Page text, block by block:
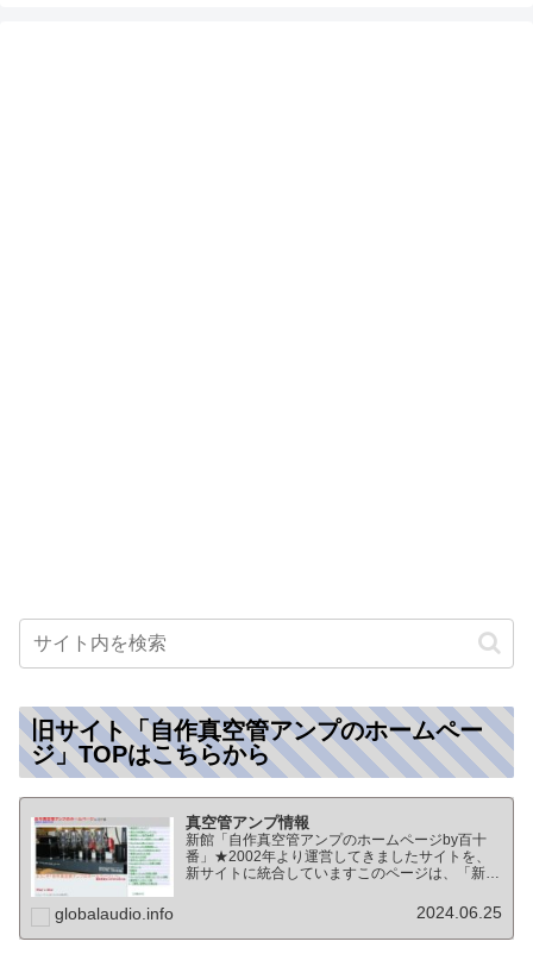
旧サイト「自作真空管アンプのホームペー
ジ」TOPはこちらから
真空管アンプ情報
新館「自作真空管アンプのホームページby百十
番」★2002年より運営してきましたサイトを、
新サイトに統合していますこのページは、「新
のTOPページになりますオーディオ情報全般の
globalaudio.info 2024.06.25